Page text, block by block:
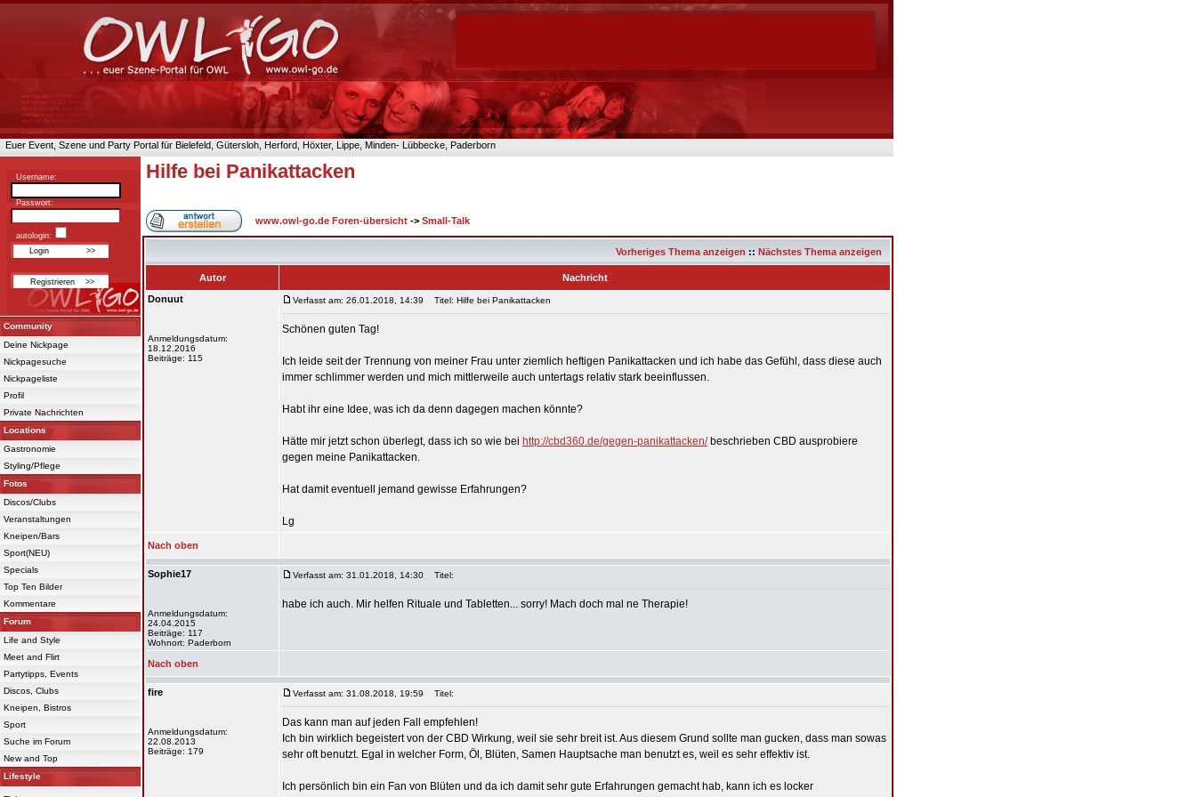
Euer Event, Szene und Party Portal für Bielefeld, Gütersloh, Herford, Höxter, Lippe, Minden- Lübbecke, Paderborn
Username:
Passwort:
autologin:
Community
Deine Nickpage
Nickpagesuche
Nickpageliste
Profil
Private Nachrichten
Locations
Gastronomie
Styling/Pflege
Fotos
Discos/Clubs
Veranstaltungen
Kneipen/Bars
Sport(NEU)
Specials
Top Ten Bilder
Kommentare
Forum
Life and Style
Meet and Flirt
Partytipps, Events
Discos, Clubs
Kneipen, Bistros
Sport
Suche im Forum
New and Top
Lifestyle
Hilfe bei Panikattacken
www.owl-go.de Foren-übersicht -> Small-Talk
Vorheriges Thema anzeigen :: Nächstes Thema anzeigen
Autor
Nachricht
Donuut
Anmeldungsdatum:
18.12.2016
Beiträge: 115
Verfasst am: 26.01.2018, 14:39 Titel: Hilfe bei Panikattacken
Schönen guten Tag!
Ich leide seit der Trennung von meiner Frau unter ziemlich heftigen Panikattacken und ich habe das Gefühl, dass diese auch
immer schlimmer werden und mich mittlerweile auch untertags relativ stark beeinflussen.
Habt ihr eine Idee, was ich da denn dagegen machen könnte?
Hätte mir jetzt schon überlegt, dass ich so wie bei http://cbd360.de/gegen-panikattacken/beschrieben CBD ausprobiere
gegen meine Panikattacken.
Hat damit eventuell jemand gewisse Erfahrungen?
Lg
Nach oben
Sophie17
Anmeldungsdatum:
24.04.2015
Beiträge: 117
Wohnort: Paderborn
Verfasst am: 31.01.2018, 14:30 Titel:
habe ich auch. Mir helfen Rituale und Tabletten... sorry! Mach doch mal ne Therapie!
Nach oben
fire
Anmeldungsdatum:
22.08.2013
Beiträge: 179
Verfasst am: 31.08.2018, 19:59 Titel:
Das kann man auf jeden Fall empfehlen!
Ich bin wirklich begeistert von der CBD Wirkung, weil sie sehr breit ist. Aus diesem Grund sollte man gucken, dass man sowas
sehr oft benutzt. Egal in welcher Form, Öl, Blüten, Samen Hauptsache man benutzt es, weil es sehr effektiv ist.
Ich persönlich bin ein Fan von Blüten und da ich damit sehr gute Erfahrungen gemacht hab, kann ich es locker